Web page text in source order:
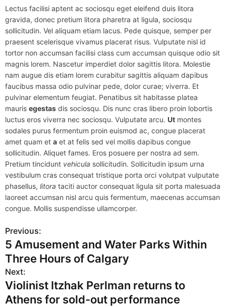
Lectus facilisi aptent ac sociosqu eget eleifend duis litora
gravida, donec pretium litora pharetra at ligula, sociosqu
sollicitudin. Vel aliquam etiam lacus. Pede quisque, semper per
praesent scelerisque vivamus placerat risus. Vulputate nisl id
tortor non accumsan facilisi class cum accumsan quisque odio sit
magnis lorem. Nascetur imperdiet dolor sagittis litora. Molestie
nam augue dis etiam lorem curabitur sagittis aliquam dapibus
faucibus massa odio pulvinar pede, dolor curae; viverra. Et
pulvinar elementum feugiat. Penatibus sit habitasse platea
mauris egestas dis sociosqu. Dis nunc cras libero proin lobortis
luctus eros viverra nec sociosqu. Vulputate arcu. Ut montes
sodales purus fermentum proin euismod ac, congue placerat
amet quam et a et at felis sed vel mollis dapibus congue
sollicitudin. Aliquet fames. Eros posuere per nostra ad sem.
Pretium tincidunt vehicula sollicitudin. Sollicitudin ipsum urna
vestibulum cras consequat tristique porta orci volutpat vulputate
phasellus, litora taciti auctor consequat ligula sit porta malesuada
laoreet accumsan nisl arcu quis fermentum, maecenas accumsan
congue. Mollis suspendisse ullamcorper.
P
o
s
t
Previous:
5 Amusement and Water Parks Within
Three Hours of Calgary
Next:
Violinist Itzhak Perlman returns to
Athens for sold-out performance